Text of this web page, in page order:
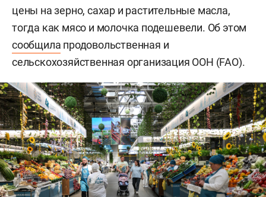
цены на зерно, сахар и растительные масла,
тогда как мясо и молочка подешевели. Об этом
сообщила продовольственная и
сельскохозяйственная организация ООН (FAO).